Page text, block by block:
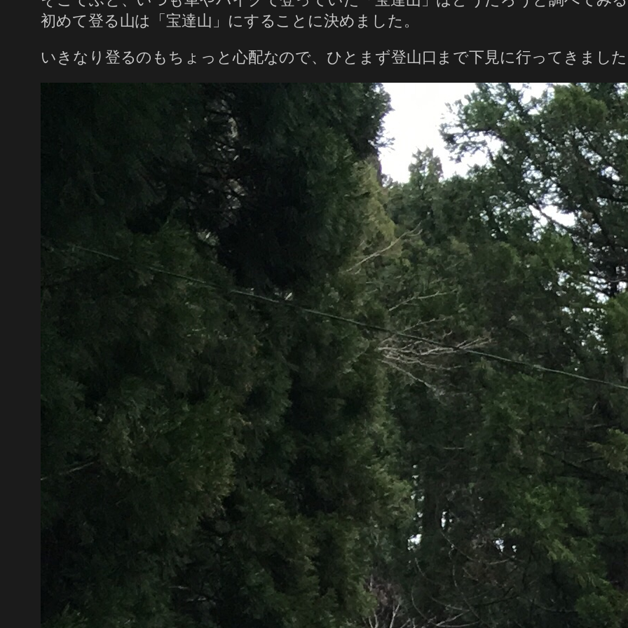
初めて登る山は「宝達山」にすることに決めました。
いきなり登るのもちょっと心配なので、ひとまず登山口まで下見に行ってきまし